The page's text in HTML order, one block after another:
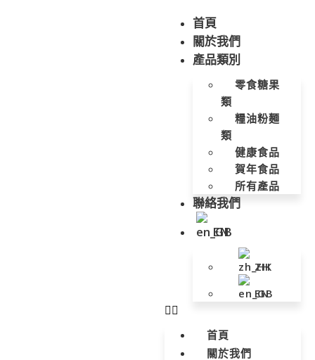
首頁
關於我們
產品類別
零食糖果
類
糧油粉麵
類
健康食品
賀年食品
所有產品
聯絡我們
EN
ZH
EN
首頁
關於我們